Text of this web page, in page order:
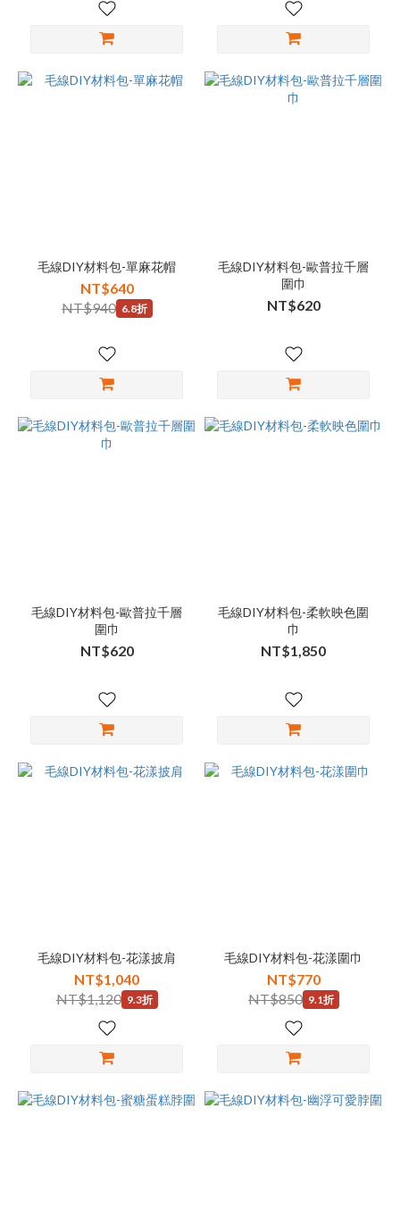
毛線DIY材料包-單麻花帽
NT$640
NT$940 6.8折
毛線DIY材料包-歐普拉千層
圍巾
NT$620
毛線DIY材料包-歐普拉千層
圍巾
NT$620
毛線DIY材料包-柔軟映色圍
巾
NT$1,850
毛線DIY材料包-花漾披肩
NT$1,040
NT$1,120 9.3折
毛線DIY材料包-花漾圍巾
NT$770
NT$850 9.1折